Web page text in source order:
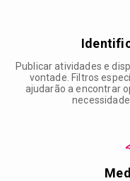
Publicar atividades e
vontade. Filtros
ajudarão a encontrar